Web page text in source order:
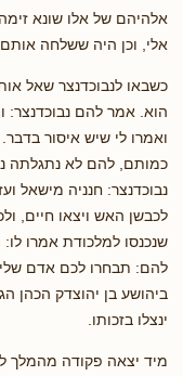
אלהיהם של אלו שונא
אלי, וכן היה ששלחה אותם
כשבאו לנבוכדנצר שאל
הוא. אמר להם נבוכדנצר:
ואמרו לי שיש איסור
כמותם, להם לא נתגלתה
נבוכדנצר: חנניה מישאל
לכבשן האש ויצאו חיים,
שנכנסו למלכודת אמרו
להם: תבחרו לכם אדם
ביהושע בן יהוצדק הכהן
ינצלו בזכותו.
מיד יצאה פקודה מהמלך